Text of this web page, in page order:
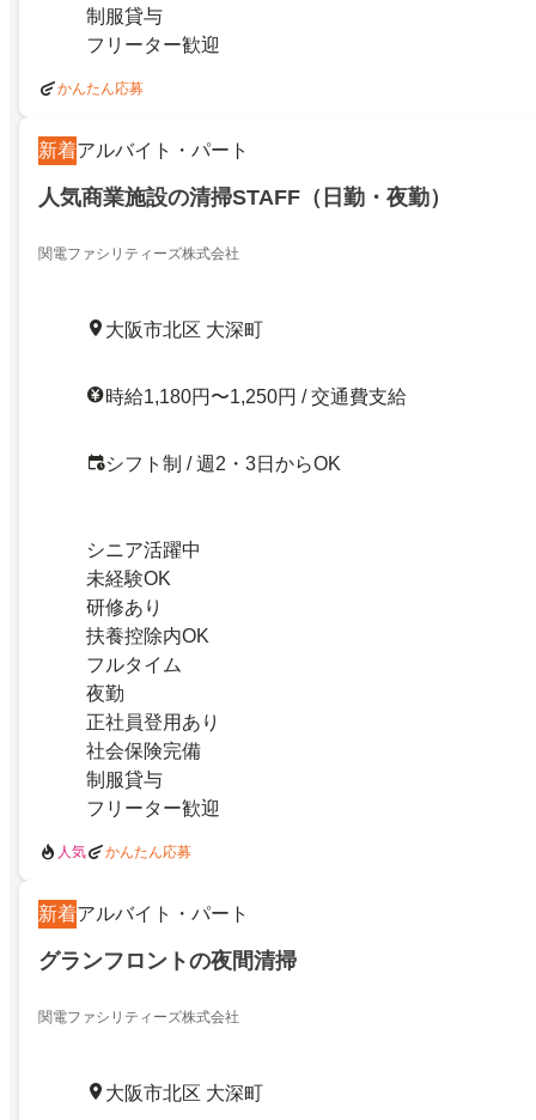
制服貸与
フリーター歓迎
かんたん応募
新着アルバイト・パート
人気商業施設の清掃STAFF（日勤・夜勤）
関電ファシリティーズ株式会社
大阪市北区 大深町
時給1,180円〜1,250円 / 交通費支給
シフト制 / 週2・3日からOK
シニア活躍中
未経験OK
研修あり
扶養控除内OK
フルタイム
夜勤
正社員登用あり
社会保険完備
制服貸与
フリーター歓迎
人気 かんたん応募
新着アルバイト・パート
グランフロントの夜間清掃
関電ファシリティーズ株式会社
大阪市北区 大深町